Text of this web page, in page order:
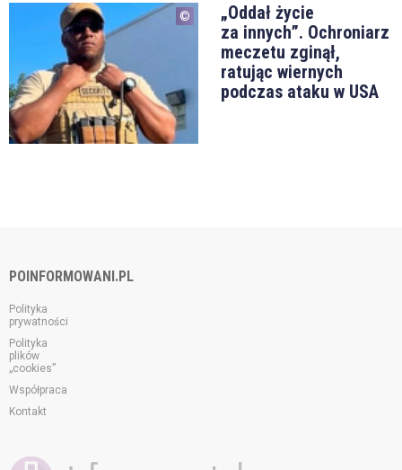
„Oddał życie
za innych”. Ochroniarz
meczetu zginął,
ratując wiernych
podczas ataku w USA
POINFORMOWANI.PL
Polityka
prywatności
Polityka
plików
„cookies”
Współpraca
Kontakt